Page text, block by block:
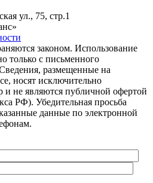
ул., 75, стр.1
законом. Использование
только с письменного
размещенные на
носят исключительно
не являются публичной офертой
РФ). Убедительная просьба
данные по электронной